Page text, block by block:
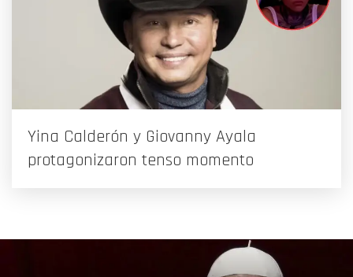
Yina Calderón y Giovanny Ayala
protagonizaron tenso momento